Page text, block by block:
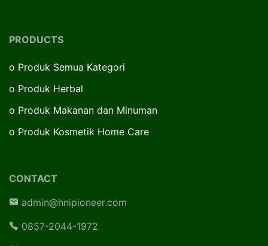
PRODUCTS
o Produk Semua Kategori
o Produk Herbal
o Produk Makanan dan Minuman
o Produk Kosmetik Home Care
CONTACT
admin@hnipioneer.com
0857-2044-1972